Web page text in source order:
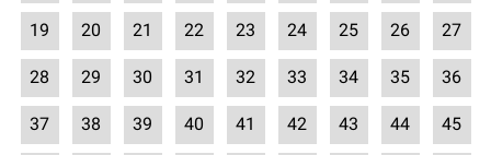
19
20 21 22 23 24 25 26
27
28
29 30 31 32 33 34 35
36
37
38 39 40 41 42 43 44
45